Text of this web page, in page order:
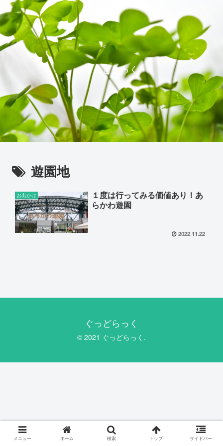
ぐっどらっく
遊園地
お出かけ
１度は行ってみる価値あり！あ
らかわ遊園
2022.11.22
ぐっどらっく
© 2021 ぐっどらっく.
メニュー ホーム 検索 トップ サイドバー